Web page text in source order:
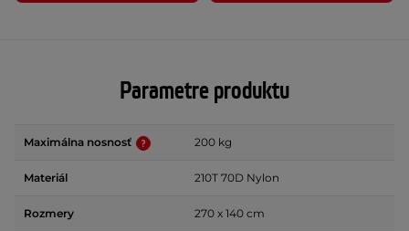
Parametre produktu
Maximálna nosnosť 200 kg
Materiál 210T 70D Nylon
Rozmery 270 x 140 cm